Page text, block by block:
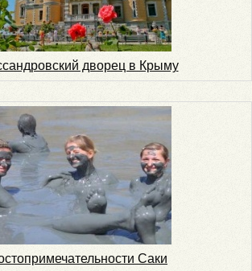
дворец в Крыму
Саки